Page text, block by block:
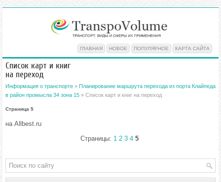
ГЛАВНАЯ НОВОЕ ПОПУЛЯРНОЕ КАРТА САЙТА
Список карт и книг
на переход
Информация о транспорте » Планирование маршрута перехода из порта Клайпеда
в район промысла 34 зона 15 » Список карт и книг на переход
Страница 5
на Allbest.ru
Страницы: 1 2 3 4 5